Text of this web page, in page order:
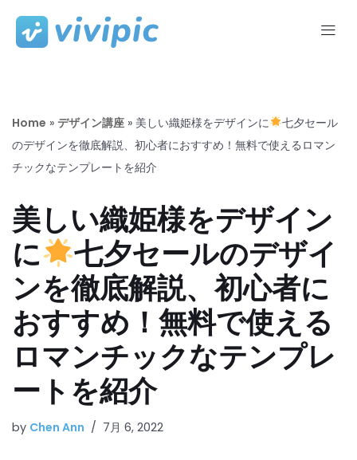
コ
ツ
へ
ス
ッ
プ
Home » デザイン講座 » 美しい織姫様をデザインに
七夕セール
のデザインを徹底解説、初心者におすすめ！無料で使えるロマン
チックなテンプレートを紹介
美しい織姫様をデザイン
に
七夕セールのデザイ
ンを徹底解説、初心者に
おすすめ！無料で使える
ロマンチックなテンプレ
ートを紹介
by Chen Ann 7月 6, 2022